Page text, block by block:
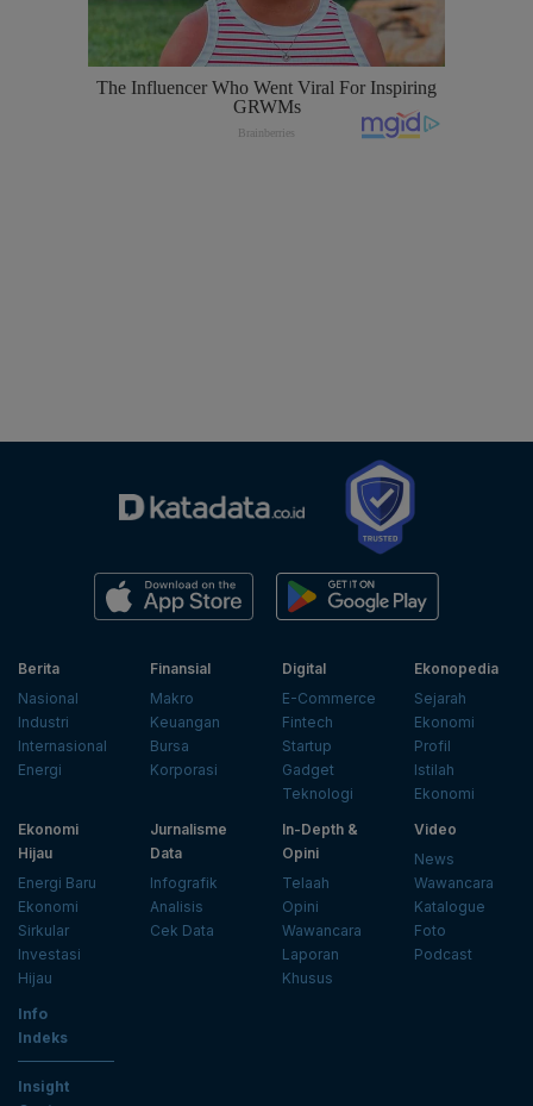
Berita
Nasional
Industri
Internasional
Energi
Finansial
Makro
Keuangan
Bursa
Korporasi
Digital
E-Commerce
Fintech
Startup
Gadget
Teknologi
Ekonopedia
Sejarah
Ekonomi
Profil
Istilah
Ekonomi
Ekonomi
Hijau
Energi Baru
Ekonomi
Sirkular
Investasi
Hijau
Jurnalisme
Data
Infografik
Analisis
Cek Data
In-Depth &
Opini
Telaah
Opini
Wawancara
Laporan
Khusus
Video
News
Wawancara
Katalogue
Foto
Podcast
Info
Indeks
Insight